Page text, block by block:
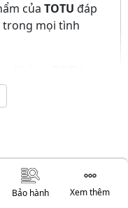
Bảo hành Xem thêm
của TOTU đáp
trong mọi tình
dự
dài mà không
Đây là giải pháp lý
hoặc khi bạn ở